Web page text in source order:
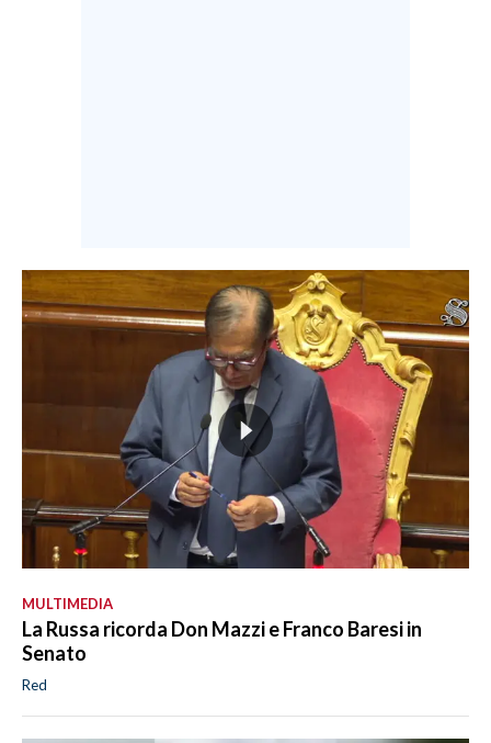
MULTIMEDIA
La Russa ricorda Don Mazzi e Franco Baresi in
Senato
Red